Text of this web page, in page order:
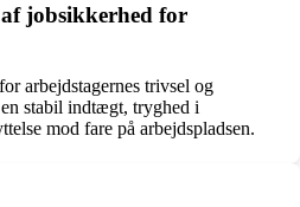
jobsikkerhed for
arbejdstagernes trivsel og
stabil indtægt, tryghed i
mod fare på arbejdspladsen.